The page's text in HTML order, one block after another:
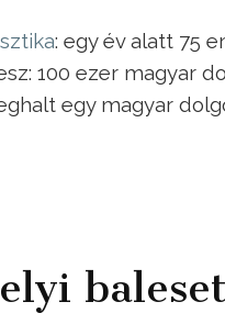
: egy év alatt 75
100 ezer magyar
egy magyar